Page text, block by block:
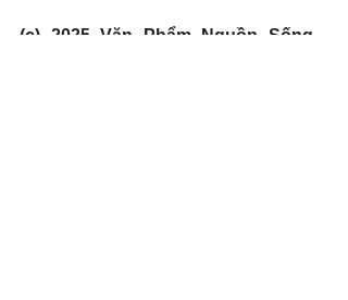
(c) 2025 Văn Phẩm Nguồn Sống -